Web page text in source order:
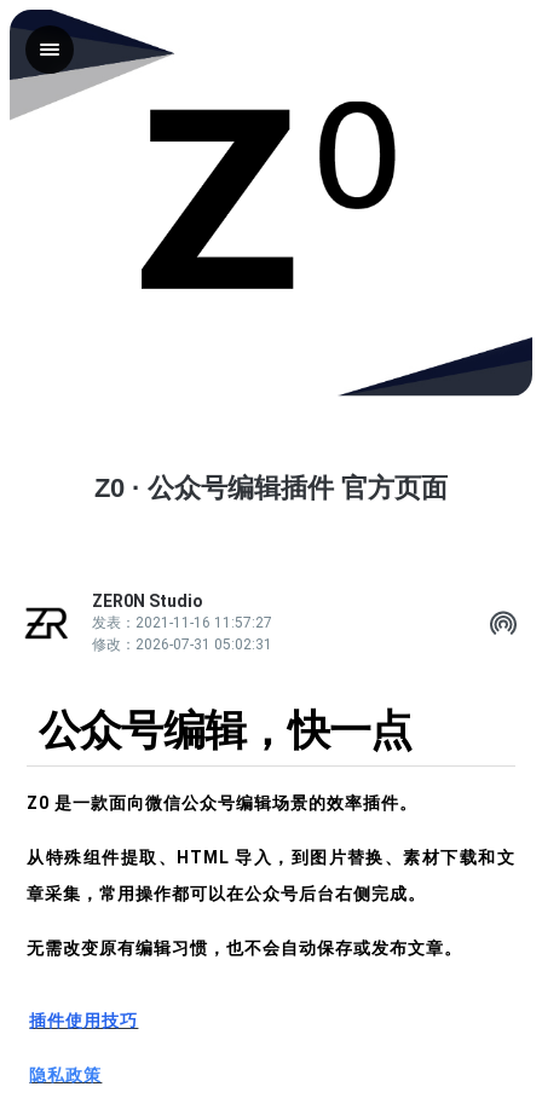
Z0 · 公众号编辑插件 官方页面
ZER0N Studio
发表：2021-11-16 11:57:27
修改：2026-07-31 05:02:31
公众号编辑，快一点
Z0 是一款面向微信公众号编辑场景的效率插件。
从特殊组件提取、HTML 导入，到图片替换、素材下载和文
章采集，常用操作都可以在公众号后台右侧完成。
无需改变原有编辑习惯，也不会自动保存或发布文章。
插件使用技巧
隐私政策